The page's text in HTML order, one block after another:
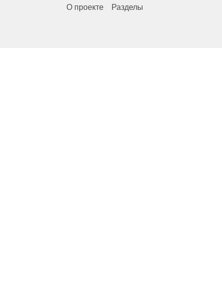
О проекте Разделы